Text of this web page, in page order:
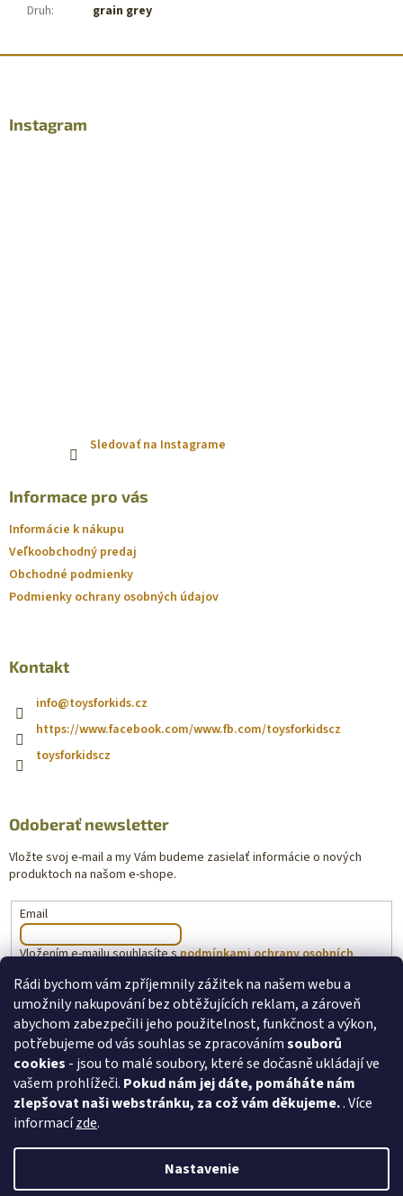
Rádi bychom vám zpříjemnily zážitek na našem webu a
umožnily nakupování bez obtěžujících reklam, a zároveň
abychom zabezpečili jeho použitelnost, funkčnost a výkon,
potřebujeme od vás souhlas se zpracovánímsouborů
cookies - jsou to malé soubory, které se dočasně ukládají ve
vašem prohlížeči. Pokud nám jej dáte, pomáháte nám
zlepšovat naši webstránku, za což vám děkujeme.. Více
informacízde.
Nastavenie
Druh: grain grey
Instagram
Sledovať na Instagrame
Informace pro vás
Informácie k nákupu
Veľkoobchodný predaj
Obchodné podmienky
Podmienky ochrany osobných údajov
Kontakt
info@toysforkids.cz
https://www.facebook.com/www.fb.com/toysforkidscz
toysforkidscz
Odoberať newsletter
Vložte svoj e-mail a my Vám budeme zasielať informácie o nových
produktoch na našom e-shope.
Email
Vložením e-mailu souhlasíte spodmínkami ochrany osobních
PRIHLÁSIŤ SA
toysforkids.cz Ochrana osobních údajů